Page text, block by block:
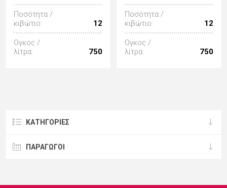
Ποσότητα /
κιβώτιο:
12
Ογκος /
λίτρα:
750
Ποσότητα /
κιβώτιο:
12
Ογκος /
λίτρα:
750
ΚΑΤΗΓΟΡΊΕΣ
ΠΑΡΑΓΩΓΟΙ